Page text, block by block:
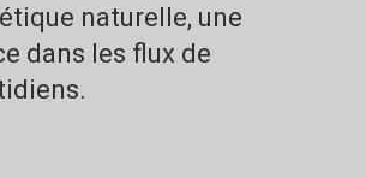
naturelle, une
dans les flux de